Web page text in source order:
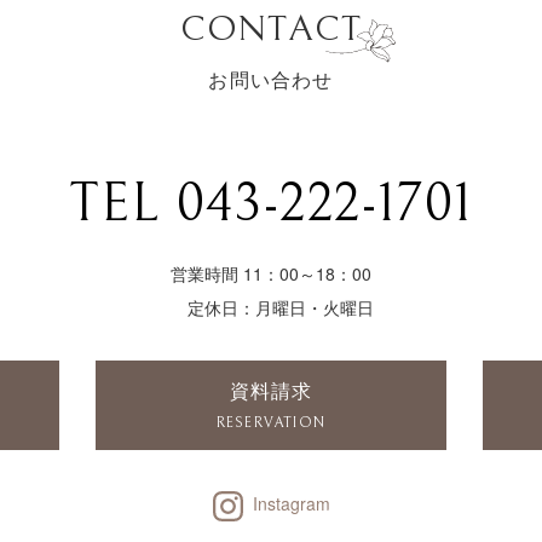
CONTACT
お問い合わせ
TEL 043-222-1701
営業時間 11：00～18：00
定休日：月曜日・火曜日
資料請求
RESERVATION
Instagram